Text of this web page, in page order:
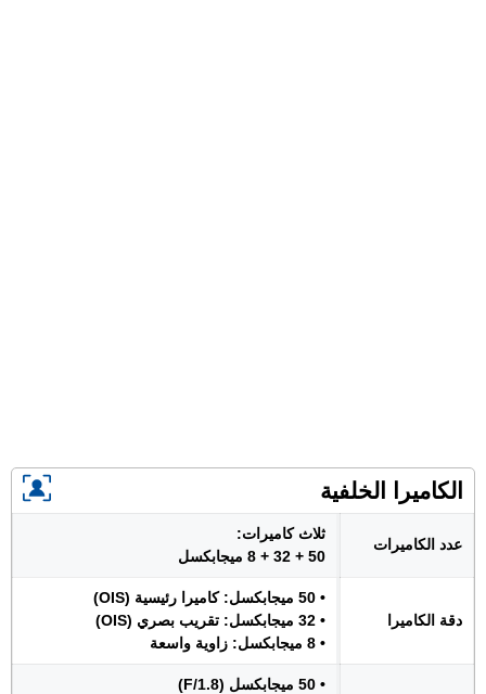
الكاميرا الخلفية
عدد الكاميرات
ثلاث كاميرات:
50 + 32 + 8 ميجابكسل
دقة الكاميرا
• 50 ميجابكسل: كاميرا رئيسية (OIS)
• 32 ميجابكسل: تقريب بصري (OIS)
• 8 ميجابكسل: زاوية واسعة
• 50 ميجابكسل (F/1.8)